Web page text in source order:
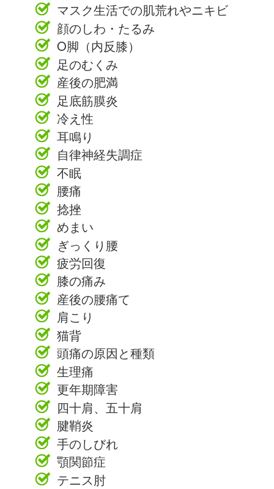
マスク生活での肌荒れやニキビ
顔のしわ・たるみ
O脚（内反膝）
足のむくみ
産後の肥満
足底筋膜炎
冷え性
耳鳴り
自律神経失調症
不眠
腰痛
捻挫
めまい
ぎっくり腰
疲労回復
膝の痛み
産後の腰痛て
肩こり
猫背
頭痛の原因と種類
生理痛
更年期障害
四十肩、五十肩
腱鞘炎
手のしびれ
顎関節症
テニス肘